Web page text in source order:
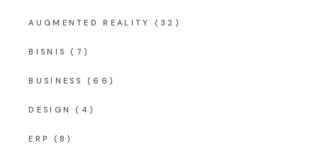
AUGMENTED REALITY (32)
BISNIS (7)
BUSINESS (66)
DESIGN (4)
ERP (8)